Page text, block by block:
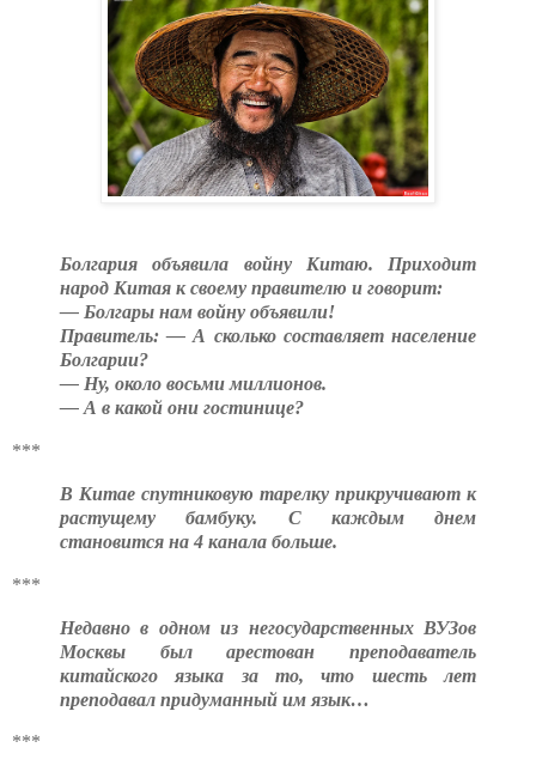
Болгария объявила войну Китаю. Приходит
народ Китая к своему правителю и говорит:
— Болгары нам войну объявили!
Правитель: — А сколько составляет население
Болгарии?
— Ну, около восьми миллионов.
— А в какой они гостинице?
***
В Китае спутниковую тарелку прикручивают к
растущему бамбуку. С каждым днем
становится на 4 канала больше.
***
Недавно в одном из негосударственных ВУЗов
Москвы был арестован преподаватель
китайского языка за то, что шесть лет
преподавал придуманный им язык…
***